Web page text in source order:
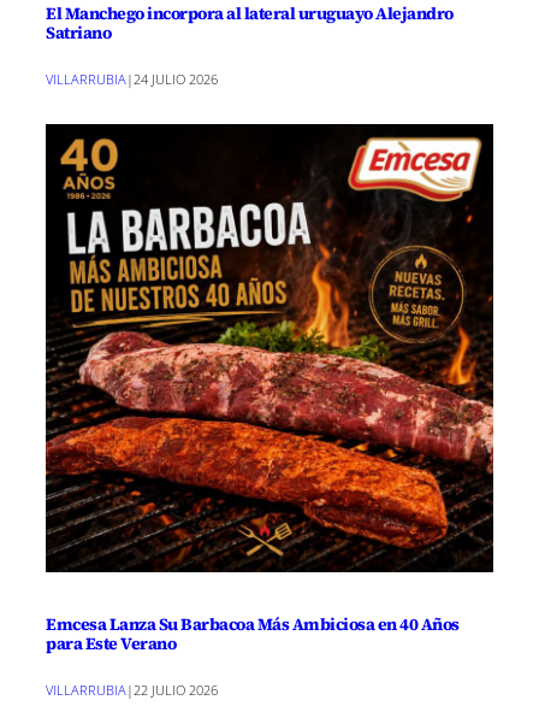
El Manchego incorpora al lateral uruguayo Alejandro
Satriano
VILLARRUBIA | 24 JULIO 2026
Emcesa Lanza Su Barbacoa Más Ambiciosa en 40 Años
para Este Verano
VILLARRUBIA | 22 JULIO 2026